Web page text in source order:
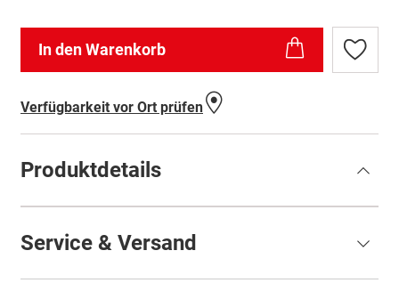
In den Warenkorb
Zur
Verfügbarkeit vor Ort prüfen
Produktdetails
Service & Versand